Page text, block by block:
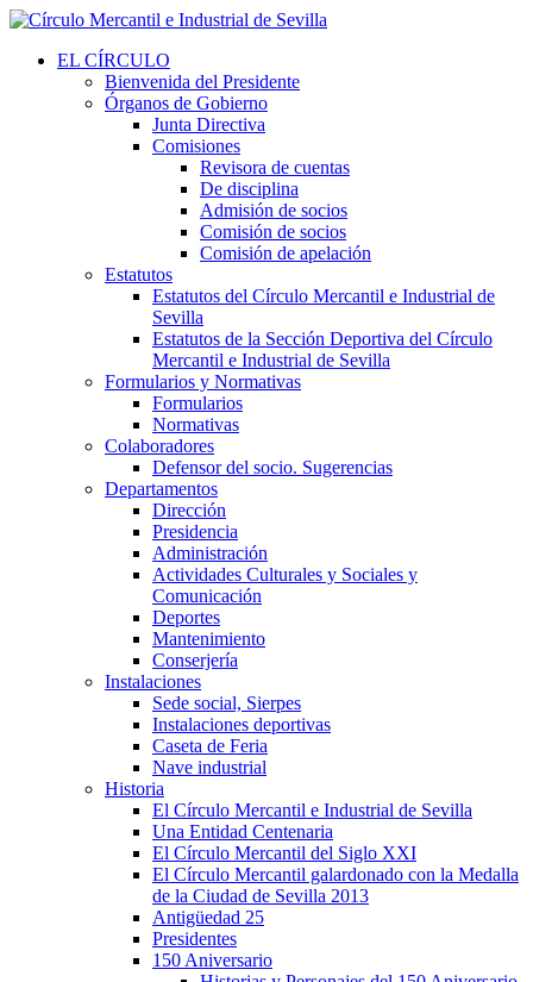
EL CÍRCULO
Bienvenida del Presidente
Órganos de Gobierno
Junta Directiva
Comisiones
Revisora de cuentas
De disciplina
Admisión de socios
Comisión de socios
Comisión de apelación
Estatutos
Estatutos del Círculo Mercantil e Industrial de
Sevilla
Estatutos de la Sección Deportiva del Círculo
Mercantil e Industrial de Sevilla
Formularios y Normativas
Formularios
Normativas
Colaboradores
Defensor del socio. Sugerencias
Departamentos
Dirección
Presidencia
Administración
Actividades Culturales y Sociales y
Comunicación
Deportes
Mantenimiento
Conserjería
Instalaciones
Sede social, Sierpes
Instalaciones deportivas
Caseta de Feria
Nave industrial
Historia
El Círculo Mercantil e Industrial de Sevilla
Una Entidad Centenaria
El Círculo Mercantil del Siglo XXI
El Círculo Mercantil galardonado con la Medalla
de la Ciudad de Sevilla 2013
Antigüedad 25
Presidentes
150 Aniversario